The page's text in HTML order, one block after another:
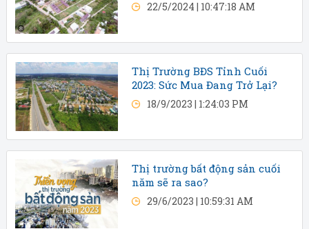
22/5/2024 | 10:47:18 AM
Thị Trường BĐS Tỉnh Cuối
2023: Sức Mua Đang Trở Lại?
18/9/2023 | 1:24:03 PM
Thị trường bất động sản cuối
năm sẽ ra sao?
29/6/2023 | 10:59:31 AM